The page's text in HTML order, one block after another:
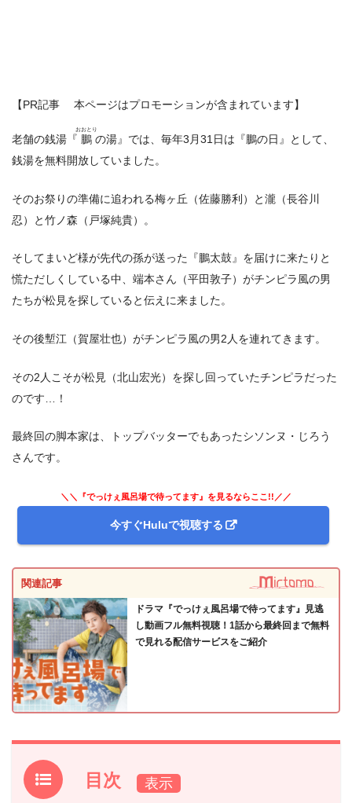
【PR記事 本ページはプロモーションが含まれています】
老舗の銭湯『 鵬
おおとり
の湯』では、毎年3月31日は『鵬の日』として、
銭湯を無料開放していました。
そのお祭りの準備に追われる梅ヶ丘（佐藤勝利）と瀧（長谷川
忍）と竹ノ森（戸塚純貴）。
そしてまいど様が先代の孫が送った『鵬太鼓』を届けに来たりと
慌ただしくしている中、端本さん（平田敦子）がチンピラ風の男
たちが松見を探していると伝えに来ました。
その後塹江（賀屋壮也）がチンピラ風の男2人を連れてきます。
その2人こそが松見（北山宏光）を探し回っていたチンピラだった
のです…！
最終回の脚本家は、トップバッターでもあったシソンヌ・じろう
さんです。
＼＼『でっけぇ風呂場で待ってます』を見るならここ!!／／
今すぐHuluで視聴する
関連記事
ドラマ『でっけぇ風呂場で待ってます』見逃
し動画フル無料視聴！1話から最終回まで無料
で見れる配信サービスをご紹介
目次